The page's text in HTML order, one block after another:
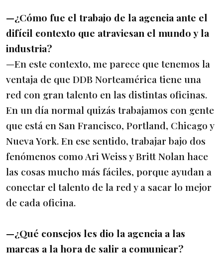
—¿Cómo fue el trabajo de la agencia ante el
difícil contexto que atraviesan el mundo y la
industria?
—En este contexto, me parece que tenemos la
ventaja de que DDB Norteamérica tiene una
red con gran talento en las distintas oficinas.
En un día normal quizás trabajamos con gente
que está en San Francisco, Portland, Chicago y
Nueva York. En ese sentido, trabajar bajo dos
fenómenos como Ari Weiss y Britt Nolan hace
las cosas mucho más fáciles, porque ayudan a
conectar el talento de la red y a sacar lo mejor
de cada oficina.
—¿Qué consejos les dio la agencia a las
marcas a la hora de salir a comunicar?